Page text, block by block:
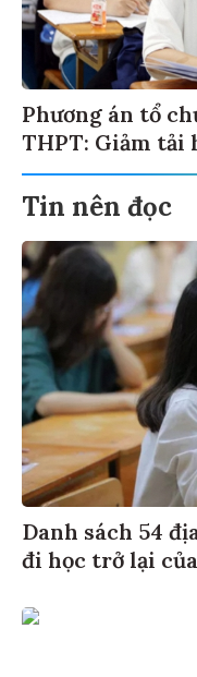
Phương án tổ
THPT: Giảm tải
Tin nên đọc
Danh sách 54
đi học trở lại